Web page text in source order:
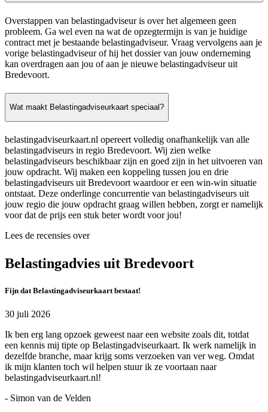
Overstappen van belastingadviseur is over het algemeen geen
probleem. Ga wel even na wat de opzegtermijn is van je huidige
contract met je bestaande belastingadviseur. Vraag vervolgens aan je
vorige belastingadviseur of hij het dossier van jouw onderneming
kan overdragen aan jou of aan je nieuwe belastingadviseur uit
Bredevoort.
Wat maakt Belastingadviseurkaart speciaal?
belastingadviseurkaart.nl opereert volledig onafhankelijk van alle
belastingadviseurs in regio Bredevoort. Wij zien welke
belastingadviseurs beschikbaar zijn en goed zijn in het uitvoeren van
jouw opdracht. Wij maken een koppeling tussen jou en drie
belastingadviseurs uit Bredevoort waardoor er een win-win situatie
ontstaat. Deze onderlinge concurrentie van belastingadviseurs uit
jouw regio die jouw opdracht graag willen hebben, zorgt er namelijk
voor dat de prijs een stuk beter wordt voor jou!
Lees de recensies over
Belastingadvies uit Bredevoort
Fijn dat Belastingadviseurkaart bestaat!
30 juli 2026
Ik ben erg lang opzoek geweest naar een website zoals dit, totdat
een kennis mij tipte op Belastingadviseurkaart. Ik werk namelijk in
dezelfde branche, maar krijg soms verzoeken van ver weg. Omdat
ik mijn klanten toch wil helpen stuur ik ze voortaan naar
belastingadviseurkaart.nl!
- Simon van de Velden